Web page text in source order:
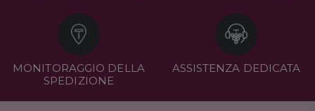
MONITORAGGIO DELLA
SPEDIZIONE
ASSISTENZA DEDICATA